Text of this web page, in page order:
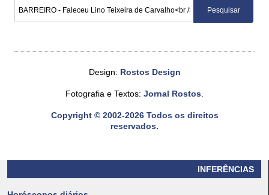
INFERÊNCIAS
Design: Rostos Design
Fotografia e Textos: Jornal Rostos.
Copyright © 2002-2026 Todos os direitos
reservados.